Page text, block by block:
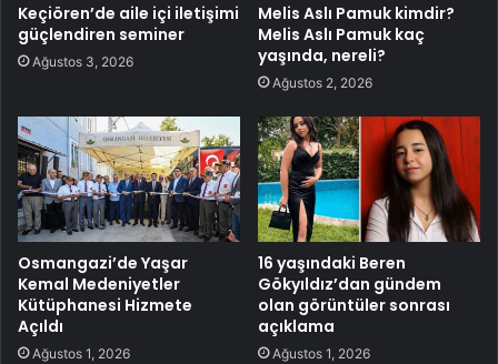
Keçiören’de aile içi iletişimi
güçlendiren seminer
Ağustos 3, 2026
Melis Aslı Pamuk kimdir?
Melis Aslı Pamuk kaç
yaşında, nereli?
Ağustos 2, 2026
Osmangazi’de Yaşar
Kemal Medeniyetler
Kütüphanesi Hizmete
Açıldı
Ağustos 1, 2026
16 yaşındaki Beren
Gökyıldız’dan gündem
olan görüntüler sonrası
açıklama
Ağustos 1, 2026